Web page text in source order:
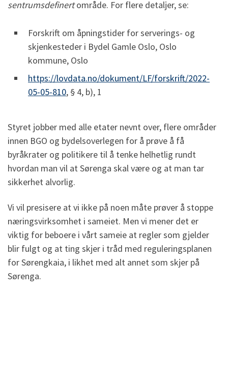
sentrumsdefinertområde. For flere detaljer, se:
Forskrift om åpningstider for serverings- og
skjenkesteder i Bydel Gamle Oslo, Oslo
kommune, Oslo
https://lovdata.no/dokument/LF/forskrift/2022-
05-05-810, § 4, b), 1
Styret jobber med alle etater nevnt over, flere områder
innen BGO og bydelsoverlegen for å prøve å få
byråkrater og politikere til å tenke helhetlig rundt
hvordan man vil at Sørenga skal være og at man tar
sikkerhet alvorlig.
Vi vil presisere at vi ikke på noen måte prøver å stoppe
næringsvirksomhet i sameiet. Men vi mener det er
viktig for beboere i vårt sameie at regler som gjelder
blir fulgt og at ting skjer i tråd med reguleringsplanen
for Sørengkaia, i likhet med alt annet som skjer på
Sørenga.